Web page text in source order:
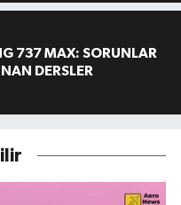
737 MAX: SORUNLAR
DERSLER